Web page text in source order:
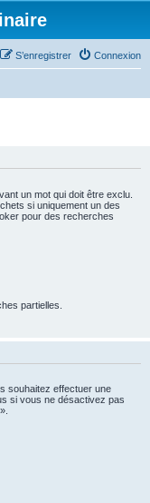
Connexion
S’enregistrer
un mot qui doit être exclu.
si uniquement un des
pour des recherches
partielles.
souhaitez effectuer une
si vous ne désactivez pas